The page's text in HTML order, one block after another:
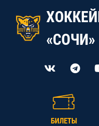
«СОЧИ»
БИЛЕТЫ